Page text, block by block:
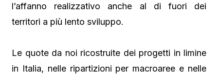
l’affanno realizzativo anche al di fuori dei
territori a più lento sviluppo.
Le quote da noi ricostruite dei progetti in limine
in Italia, nelle ripartizioni per macroaree e nelle